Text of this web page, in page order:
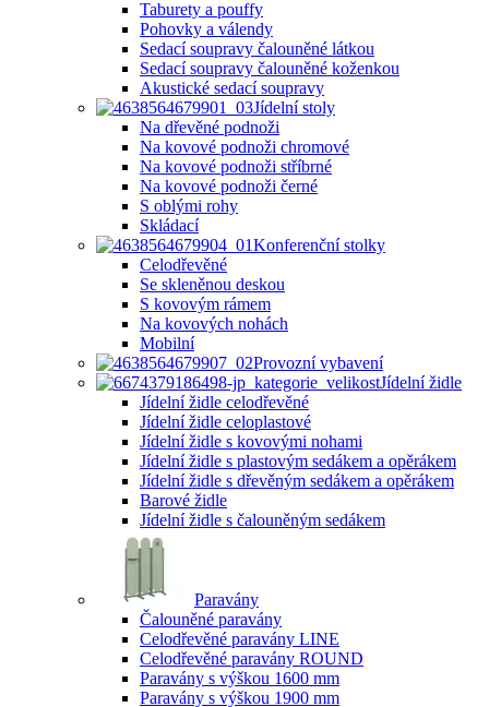
Taburety a pouffy
Pohovky a válendy
Sedací soupravy čalouněné látkou
Sedací soupravy čalouněné koženkou
Akustické sedací soupravy
Jídelní stoly
Na dřevěné podnoži
Na kovové podnoži chromové
Na kovové podnoži stříbrné
Na kovové podnoži černé
S oblými rohy
Skládací
Konferenční stolky
Celodřevěné
Se skleněnou deskou
S kovovým rámem
Na kovových nohách
Mobilní
Provozní vybavení
Jídelní židle
Jídelní židle celodřevěné
Jídelní židle celoplastové
Jídelní židle s kovovými nohami
Jídelní židle s plastovým sedákem a opěrákem
Jídelní židle s dřevěným sedákem a opěrákem
Barové židle
Jídelní židle s čalouněným sedákem
Paravány
Čalouněné paravány
Celodřevěné paravány LINE
Celodřevěné paravány ROUND
Paravány s výškou 1600 mm
Paravány s výškou 1900 mm